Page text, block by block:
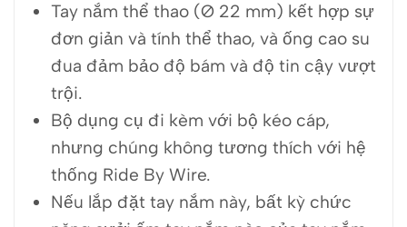
Tay nắm thể thao (Ø 22 mm) kết hợp sự
đơn giản và tính thể thao, và ống cao su
đua đảm bảo độ bám và độ tin cậy vượt
trội.
Bộ dụng cụ đi kèm với bộ kéo cáp,
nhưng chúng không tương thích với hệ
thống Ride By Wire.
Nếu lắp đặt tay nắm này, bất kỳ chức